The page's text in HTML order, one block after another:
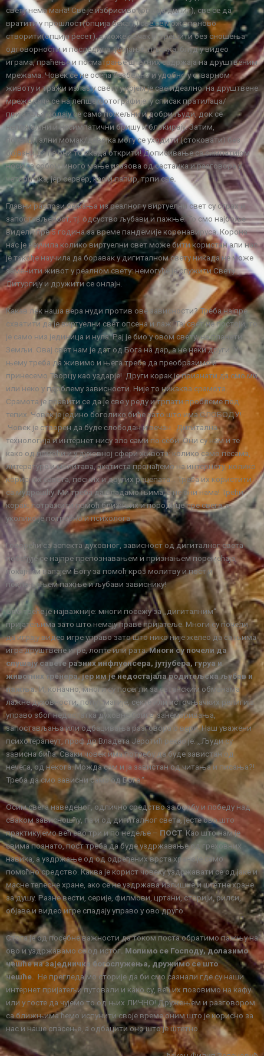
свету нема мана! Све је избрисиво (опција дилит), све се да
вратити у прошлост(опција бекап,) све се може поново
створити(опција ресет), а може се чак и грешити без сношења
одговорности и последица: убијање, пљачка, блуд у видео
играма, праћење и посматрање штетних садржаја на друштвеним
мрежама. Човек се не осећа безбедно и удобно у стварном
животу и тражи излаз у свету у којем је све идеално: на друштвене
мреже каче се најлепше фотографије, у списак пратилаца/
пријатеља додају се само пожељни и добри људи, док се
непожељни и несимпатични бришу и блокирају. Затим,
потенцијални момак/девојка могу се уходити (стоковати) без
бојазни да ће они то икада открити! Дописивање са симпатијом
носи са собом много мање изазова од састанка и разговора у
четири ока, јер сервер, као и папир, трпи све.
Главни разлози бежања из реалног у виртуелни свет су страх и
запостављеност, тј. одсуство љубави и пажње. То смо најбоље
видели пре 5 година за време пандемије коронавируса. Корона
нас је научила коликовиртуелни свет може бити користан али нас
је такође научила да боравак у дигиталном свету никада не може
заменити живот у реалном свету: немогуће је служити Свету
Литургију и дружити се онлајн.
Какав лек наша вера нуди против ове зависности? Треба најпре
схватити да је виртуелни свет опсена и лаж. Тај свет не постоји, то
је само низ јединица и нула. Рај је био у овом свету, на планети
Земљи. Овај свет нам је дат од Бога на дар, а не неки други. У
њему треба да живимо и њега треба да преобразимо и
принесемо Творцу као уздарје! Други корак је признати да смо ми
или неко у проблему зависности. Није то никаква срамота.
Срамота је правити се да је све у реду и трпати проблеме под
тепих. Човек је једино боголико биће зато што има СЛОБОДУ!
Човек је створен да буде слободан и вечан. Дигитална
технологија и интернет нису зло сами по себи. Они су нам и те
како од помоћи и у духовној сфери живота: колико само песама,
литературе и молитава, акатиста пронађемо на интернету, колико
корисних савета, посних и других рецепата… Треба их користити
са мудрошћу. Ми треба да владамо њима, а не они нама! Трећи
корак: потражити помоћ ближњих и породице пре свега, а
уколико је потребно и психолога.
Говорећи са аспекта духовног, зависност од дигиталног света
побеђује се најпре препознавањем и признањем поремећаја,
покајним вапајем Богу за помоћ кроз молитву и пост и
поклањањем пажње и љубави зависнику!
Ово треће је најважније: многи посежу за ,,дигиталним“
пријатељима зато што немају праве пријатеље. Многи су почели
да играју видео игре управо зато што нико није желео да са њима
игра друштвене игре, лопте или рата.Многи су почели да
слушају савете разних инфлуенсера, јутјубера, гуруа и
животних тренера, јер им је недостајала родитељска љубав и
пажња.И, коначно, многи су посегли за сатанским обманама
лажне духовности, попут магије, секте или источњачких религија
управо због недостатка духовне бриге: занемаривања,
запостављања или одбацивања разговора о вери. Наш уважени
психотерапеут, проф др Владета Јеротић рекао је: ,,Људи су
зависна бића. Сваки човек има потребу да буде завистан од
нечега, од некога. Можда сам и ја завистан од читања и писања?!
Треба да смо зависни само од Бога.“
Осим свега наведеног, одлично средство за борбу и победу над
сваком зависношћу, па и од дигиталног света, јесте ово што
практикујемо већ ево три и по недеље – ПОСТ. Као што нам је
свима познато, пост треба да буде уздржавање од греховних
навика, а уздржање од од одређених врста хране је само
помоћно средство. Каква је корист човеку уздржавати се од јаке и
масне телесне хране, ако се не уздржава излишне и штетне хране
за душу. Разне вести, серије, филмови, цртани, сторији, рилси,
објаве и видео игре спадају управо у ово друго.
Стога је од посебне важности да током поста обратимо пажњу на
ово и уздржавамо се од истог. Молимо се Господу, долазимо
чешће на заједничка богослужења, дружимо се што
чешће. Не прегледајмо сторије да би смо сазнали где су наши
интернет пријатељи путовали и како су, већ их позовимо на кафу
или у госте да чујемо то од њих ЛИЧНО! Дружењем и разговором
са ближњима ћемо испунити своје време оним што је корисно за
нас и наше спасење, а одбацити оно што је штетно.